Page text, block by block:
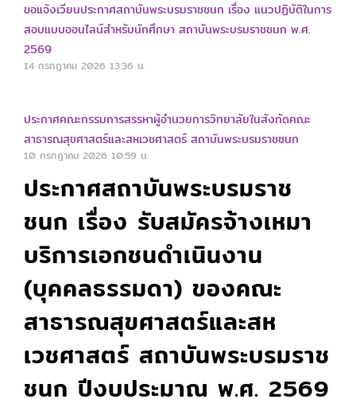
ประกาศสถาบันพระบรมราช
ชนก เรื่อง รับสมัครจ้างเหมา
บริการเอกชนดำเนินงาน
(บุคคลธรรมดา) ของคณะ
สาธารณสุขศาสตร์และสห
เวชศาสตร์ สถาบันพระบรมราช
ชนก ปีงบประมาณ พ.ศ. 2569
ขอแจ้งเวียนประกาศสถาบันพระบรมราชชนก เรื่อง แนวปฏิบัติในการ
สอบแบบออนไลน์สำหรับนักศึกษา สถาบันพระบรมราชชนก พ.ศ.
2569
14 กรกฎาคม 2026 13:36 น.
ประกาศคณะกรรมการสรรหาผู้อำนวยการวิทยาลัยในสังกัดคณะ
สาธารณสุขศาสตร์และสหเวชศาสตร์ สถาบันพระบรมราชชนก
10 กรกฎาคม 2026 10:59 น.